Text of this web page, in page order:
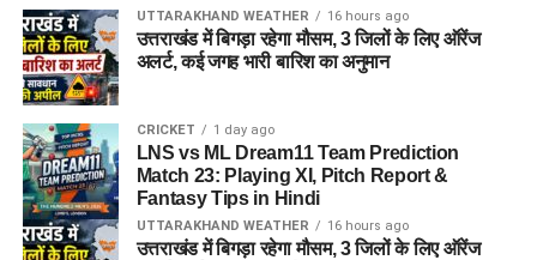
UTTARAKHAND WEATHER 16 hours ago
उत्तराखंड में बिगड़ा रहेगा मौसम, 3 जिलों के लिए ऑरेंज
अलर्ट, कई जगह भारी बारिश का अनुमान
CRICKET 1 day ago
LNS vs ML Dream11 Team Prediction
Match 23: Playing XI, Pitch Report &
Fantasy Tips in Hindi
UTTARAKHAND WEATHER 16 hours ago
उत्तराखंड में बिगड़ा रहेगा मौसम, 3 जिलों के लिए ऑरेंज